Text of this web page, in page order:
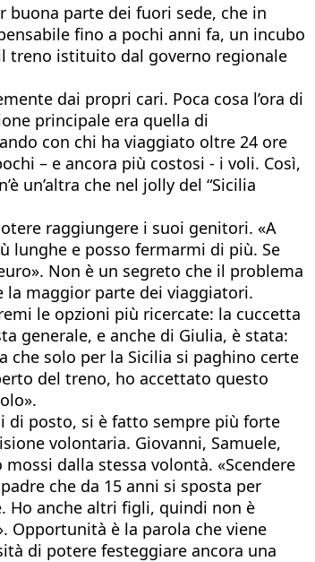
buona parte dei fuori sede, che in
fino a pochi anni fa, un incubo
treno istituito dal governo regionale
dai propri cari. Poca cosa l’ora di
principale era quella di
con chi ha viaggiato oltre 24 ore
– e ancora più costosi - i voli. Così,
un’altra che nel jolly del “Sicilia
raggiungere i suoi genitori. «A
lunghe e posso fermarmi di più. Se
Non è un segreto che il problema
la maggior parte dei viaggiatori.
le opzioni più ricercate: la cuccetta
generale, e anche di Giulia, è stata:
che solo per la Sicilia si paghino certe
del treno, ho accettato questo
di posto, si è fatto sempre più forte
volontaria. Giovanni, Samuele,
dalla stessa volontà. «Scendere
che da 15 anni si sposta per
Ho anche altri figli, quindi non è
Opportunità è la parola che viene
di potere festeggiare ancora una